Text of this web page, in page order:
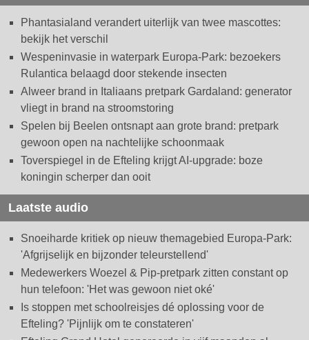
Phantasialand verandert uiterlijk van twee mascottes:
bekijk het verschil
Wespeninvasie in waterpark Europa-Park: bezoekers
Rulantica belaagd door stekende insecten
Alweer brand in Italiaans pretpark Gardaland: generator
vliegt in brand na stroomstoring
Spelen bij Beelen ontsnapt aan grote brand: pretpark
gewoon open na nachtelijke schoonmaak
Toverspiegel in de Efteling krijgt AI-upgrade: boze
koningin scherper dan ooit
Laatste audio
Snoeiharde kritiek op nieuw themagebied Europa-Park:
'Afgrijselijk en bijzonder teleurstellend'
Medewerkers Woezel & Pip-pretpark zitten constant op
hun telefoon: 'Het was gewoon niet oké'
Is stoppen met schoolreisjes dé oplossing voor de
Efteling? 'Pijnlijk om te constateren'